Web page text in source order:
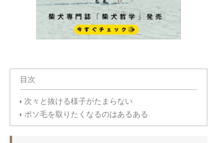
目次
次々と抜ける様子がたまらない
ポソ毛を取りたくなるのはあるある